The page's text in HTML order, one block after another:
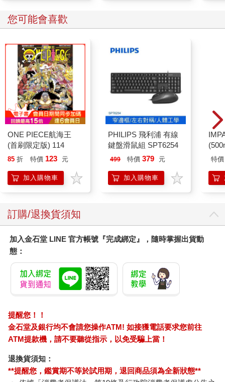
您可能會喜歡
ONE PIECE航海王
(首刷限定版) 114
85 折 特價 123 元
加入購物車
PHILIPS 飛利浦 有線
鍵盤滑鼠組 SPT6254
499 特價 379 元
加入購物車
特價
訂購/退換貨須知
加入金石堂 LINE 官方帳號『完成綁定』，隨時掌握出貨動
態：
提醒您！！
金石堂及銀行均不會請您操作ATM! 如接獲電話要求您前往
ATM提款機，請不要聽從指示，以免受騙上當！
退換貨須知：
**提醒您，鑑賞期不等於試用期，退回商品須為全新狀態**